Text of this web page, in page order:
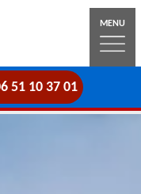
MENU
51 10 37 01